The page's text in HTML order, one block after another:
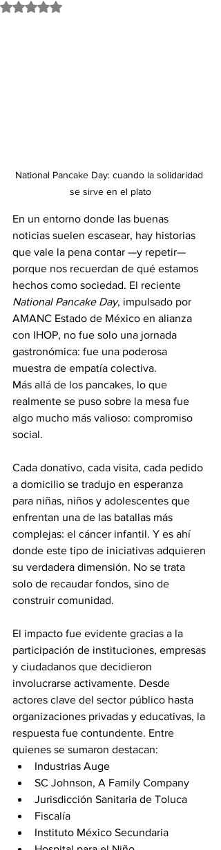
Obtuvo NaN de 5 estrellas.
National Pancake Day: cuando la solidaridad
se sirve en el plato
En un entorno donde las buenas
noticias suelen escasear, hay historias
que vale la pena contar —y repetir—
porque nos recuerdan de qué estamos
hechos como sociedad. El reciente
National Pancake Day, impulsado por
AMANC Estado de México en alianza
con IHOP, no fue solo una jornada
gastronómica: fue una poderosa
muestra de empatía colectiva.
Más allá de los pancakes, lo que
realmente se puso sobre la mesa fue
algo mucho más valioso: compromiso
social.
Cada donativo, cada visita, cada pedido
a domicilio se tradujo en esperanza
para niñas, niños y adolescentes que
enfrentan una de las batallas más
complejas: el cáncer infantil. Y es ahí
donde este tipo de iniciativas adquieren
su verdadera dimensión. No se trata
solo de recaudar fondos, sino de
construir comunidad.
El impacto fue evidente gracias a la
participación de instituciones, empresas
y ciudadanos que decidieron
involucrarse activamente. Desde
actores clave del sector público hasta
organizaciones privadas y educativas, la
respuesta fue contundente. Entre
quienes se sumaron destacan:
Industrias Auge
SC Johnson, A Family Company
Jurisdicción Sanitaria de Toluca
Fiscalía
Instituto México Secundaria